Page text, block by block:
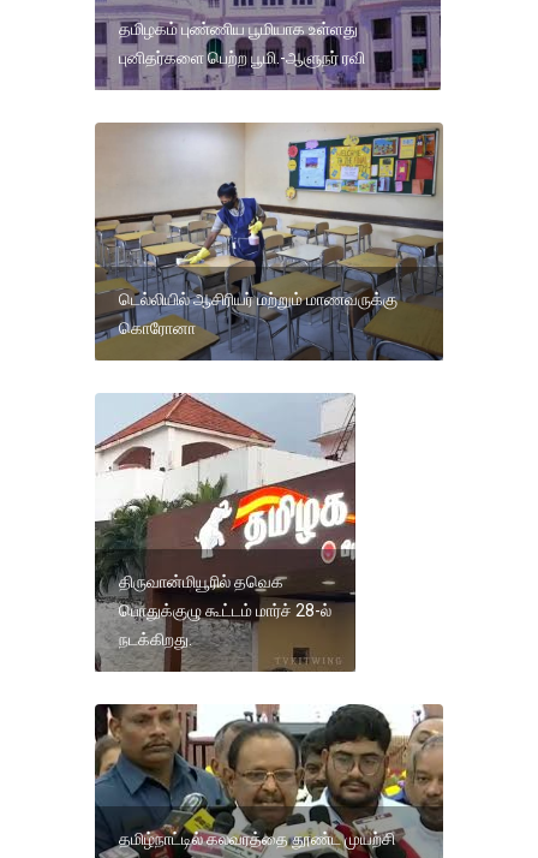
தமிழகம் புண்ணிய பூமியாக உள்ளது
புனிதர்களை பெற்ற பூமி.-ஆளுநர் ரவி
டெல்லியில் ஆசிரியர் மற்றும் மாணவருக்கு
கொரோனா
திருவான்மியூரில் தவெக
பொதுக்குழு கூட்டம் மார்ச் 28-ல்
நடக்கிறது.
தமிழ்நாட்டில் கலவரத்தை தூண்ட முயற்சி